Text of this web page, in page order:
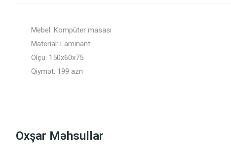
Mebel: Kompüter masası
Material: Laminant
Ölçü: 150x60x75
Qiymət: 199 azn
Oxşar Məhsullar